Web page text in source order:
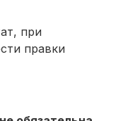
при
правки